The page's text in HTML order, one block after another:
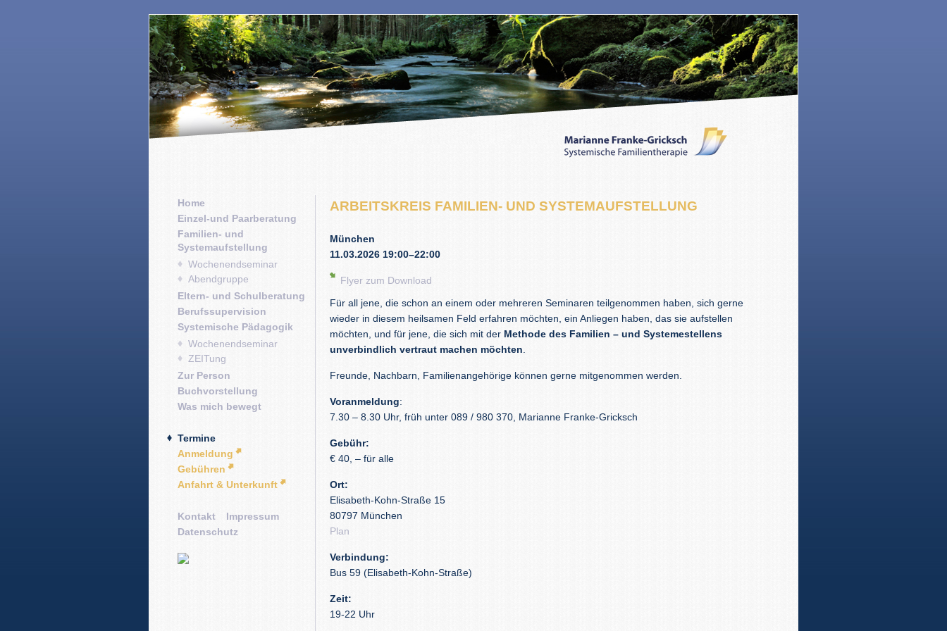
Home
Einzel-und Paarberatung
Familien- und
Systemaufstellung
Wochenendseminar
Abendgruppe
Eltern- und Schulberatung
Berufssupervision
Systemische Pädagogik
Wochenendseminar
ZEITung
Zur Person
Buchvorstellung
Was mich bewegt
Termine
Anmeldung
Gebühren
Anfahrt & Unterkunft
Kontakt
Impressum
Datenschutz
ARBEITSKREIS FAMILIEN- UND SYSTEMAUFSTELLUNG
München
11.03.2026 19:00–22:00
Flyer zum Download
Für all jene, die schon an einem oder mehreren Seminaren teilgenommen haben, sich gerne
wieder in diesem heilsamen Feld erfahren möchten, ein Anliegen haben, das sie aufstellen
möchten, und für jene, die sich mit der Methode des Familien – und Systemestellens
unverbindlich vertraut machen möchten
Freunde, Nachbarn, Familienangehörige können gerne mitgenommen werden.
Voranmeldung:
7.30 – 8.30 Uhr, früh unter 089 / 980 370, Marianne Franke-Gricksch
Gebühr:
€ 40, – für alle
Ort:
Elisabeth-Kohn-Straße 15
80797 München
Plan
Verbindung:
Bus 59 (Elisabeth-Kohn-Straße)
Zeit:
19-22 Uhr